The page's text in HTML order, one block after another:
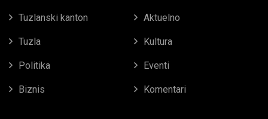
Tuzlanski kanton Aktuelno
Tuzla Kultura
Politika Eventi
Biznis Komentari